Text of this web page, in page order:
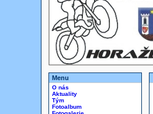
Menu
O nás
Aktuality
Tým
Fotoalbum